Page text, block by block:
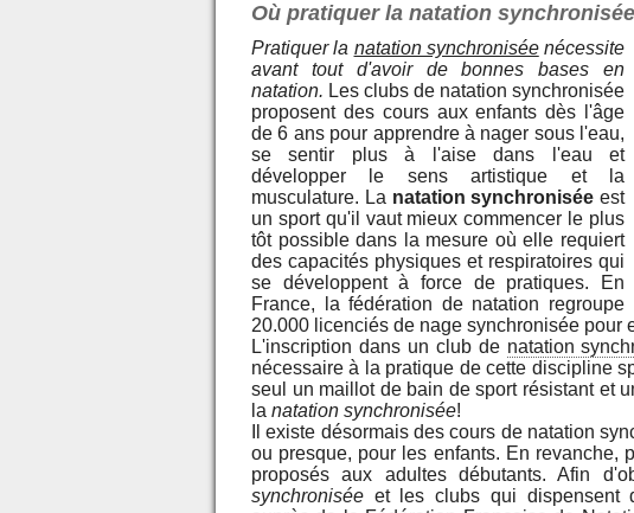
Où pratiquer la natation
Pratiquer la natation synchroniséenécessite
avant tout d'avoir de bonnes bases en
natation. Les clubs de natation synchronisée
proposent des cours aux enfants dès l'âge
de 6 ans pour apprendre à nager sous l'eau,
se sentir plus à l'aise dans l'eau et
développer le sens artistique et la
musculature. La natation synchronisée est
un sport qu'il vaut mieux commencer le plus
tôt possible dans la mesure où elle requiert
des capacités physiques et respiratoires qui
se développent à force de pratiques. En
France, la fédération de natation regroupe
20.000 licenciés de nage synchronisée pour
L'inscription dans un club de natation
nécessaire à la pratique de cette discipline
seul un maillot de bain de sport résistant et
la natation synchronisée!
Il existe désormais des cours de natation
ou presque, pour les enfants. En revanche,
proposés aux adultes débutants. Afin
synchronisée et les clubs qui dispensent